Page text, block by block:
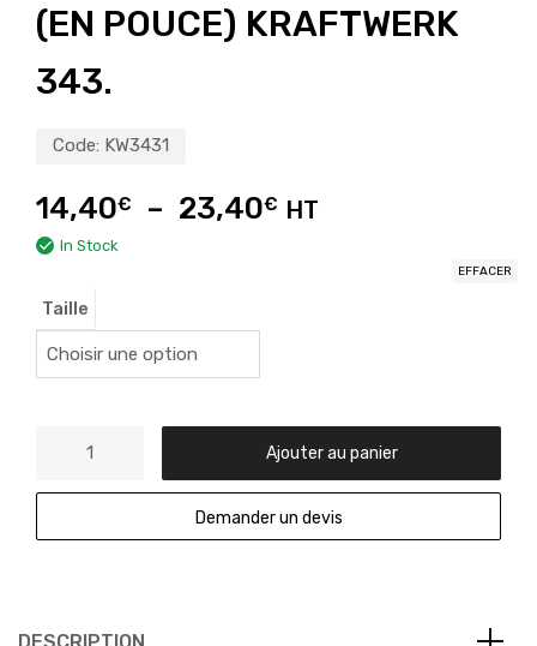
(EN POUCE) KRAFTWERK
343.
Code: KW3431
14,40€ – 23,40€ HT
In Stock
Taille
EFFACER
Ajouter au panier
Demander un devis